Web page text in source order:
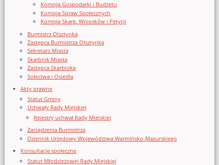
Komisja Gospodarki i Budżetu
Komisja Spraw Społecznych
Komisja Skarg, Wniosków i Petycji
Burmistrz Olsztynka
Zastępca Burmistrza Olsztynka
Sekretarz Miasta
Skarbnik Miasta
Zastępca Skarbnika
Sołectwa i Osiedla
Akty prawne
Statut Gminy
Uchwały Rady Miejskiej
Rejestry uchwał Rady Miejskiej
Zarządzenia Burmistrza
Dziennik Urzędowy Województwa Warmińsko-Mazurskiego
Konsultacje społeczne
Statut Młodzieżowej Rady Miejskiej